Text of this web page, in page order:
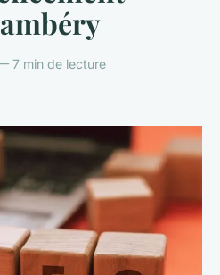
7 min de lecture